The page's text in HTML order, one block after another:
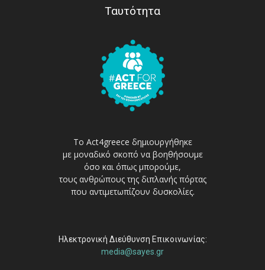
Ταυτότητα
Το Act4greece δημιουργήθηκε
με μοναδικό σκοπό να βοηθήσουμε
όσο και όπως μπορούμε,
τους ανθρώπους της διπλανής πόρτας
που αντιμετωπίζουν δυσκολίες.
Ηλεκτρονική Διεύθυνση Επικοινωνίας:
media@sayes.gr